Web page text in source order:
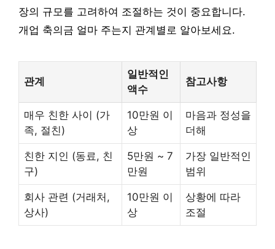
장의 규모를 고려하여 조절하는 것이 중요합니다.
개업 축의금 얼마 주는지 관계별로 알아보세요.
관계
일반적인
액수
참고사항
매우 친한 사이 (가
족, 절친)
10만원 이
상
마음과 정성을
더해
친한 지인 (동료, 친
구)
5만원 ~ 7
만원
가장 일반적인
범위
회사 관련 (거래처,
상사)
10만원 이
상
상황에 따라
조절